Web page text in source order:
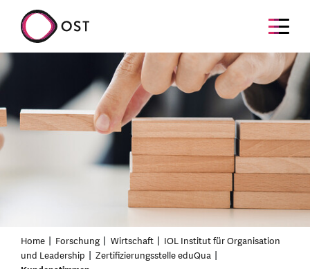
Home Forschung Wirtschaft
IOL Institut für Organisation
und Leadership
Zertifizierungsstelle eduQua